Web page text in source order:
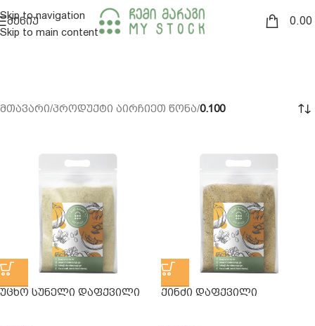
Skip to navigation
Skip to main content
ᲛᲔᲜᲘᲣ 0.00
მთავარი/პროდუქტი აირჩიეთ წონა/0.100
ᲣᲪᲮᲝ ᲡᲣᲜᲔᲚᲘ ᲓᲐᲤᲥᲕᲘᲚᲘ ᲥᲘᲜᲫᲘ ᲓᲐᲤᲥᲕᲘᲚᲘ